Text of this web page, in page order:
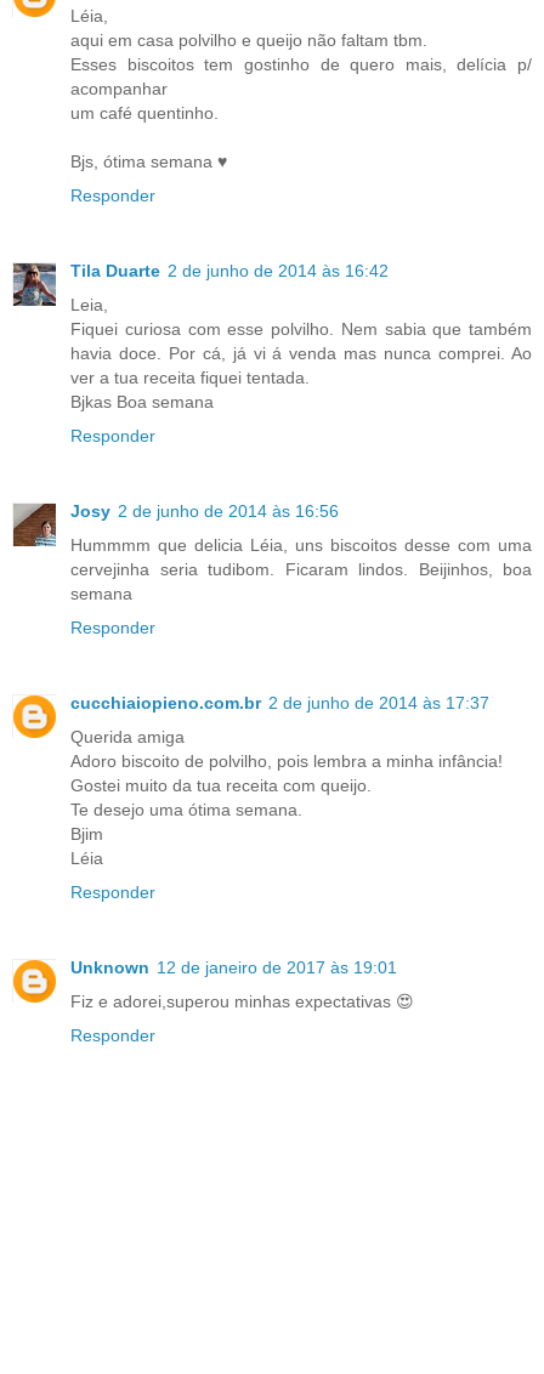
Léia,
aqui em casa polvilho e queijo não faltam tbm.
Esses biscoitos tem gostinho de quero mais, delícia p/
acompanhar
um café quentinho.
Bjs, ótima semana ♥
Responder
Tila Duarte 2 de junho de 2014 às 16:42
Leia,
Fiquei curiosa com esse polvilho. Nem sabia que também
havia doce. Por cá, já vi á venda mas nunca comprei. Ao
ver a tua receita fiquei tentada.
Bjkas Boa semana
Responder
Josy 2 de junho de 2014 às 16:56
Hummmm que delicia Léia, uns biscoitos desse com uma
cervejinha seria tudibom. Ficaram lindos. Beijinhos, boa
semana
Responder
cucchiaiopieno.com.br 2 de junho de 2014 às 17:37
Querida amiga
Adoro biscoito de polvilho, pois lembra a minha infância!
Gostei muito da tua receita com queijo.
Te desejo uma ótima semana.
Bjim
Léia
Responder
Unknown 12 de janeiro de 2017 às 19:01
Fiz e adorei,superou minhas expectativas 😍
Responder